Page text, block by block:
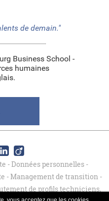
de demain."
Business School -
humaines
-Données personnelles-
-Management de transition -
de profils techniciens,